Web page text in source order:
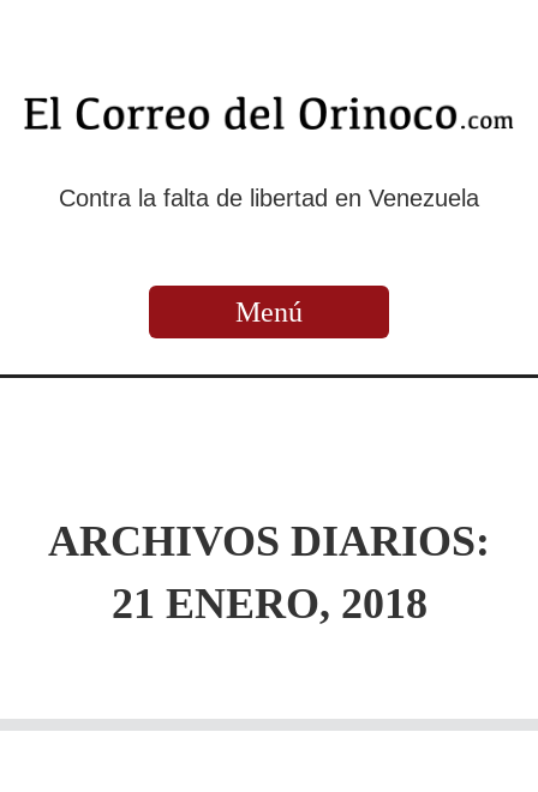
Contra la falta de libertad en Venezuela
Menú
ARCHIVOS DIARIOS:
21 ENERO, 2018